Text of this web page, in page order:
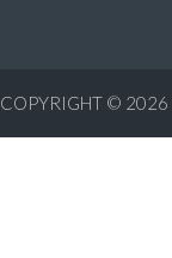
COPYRIGHT © 2026